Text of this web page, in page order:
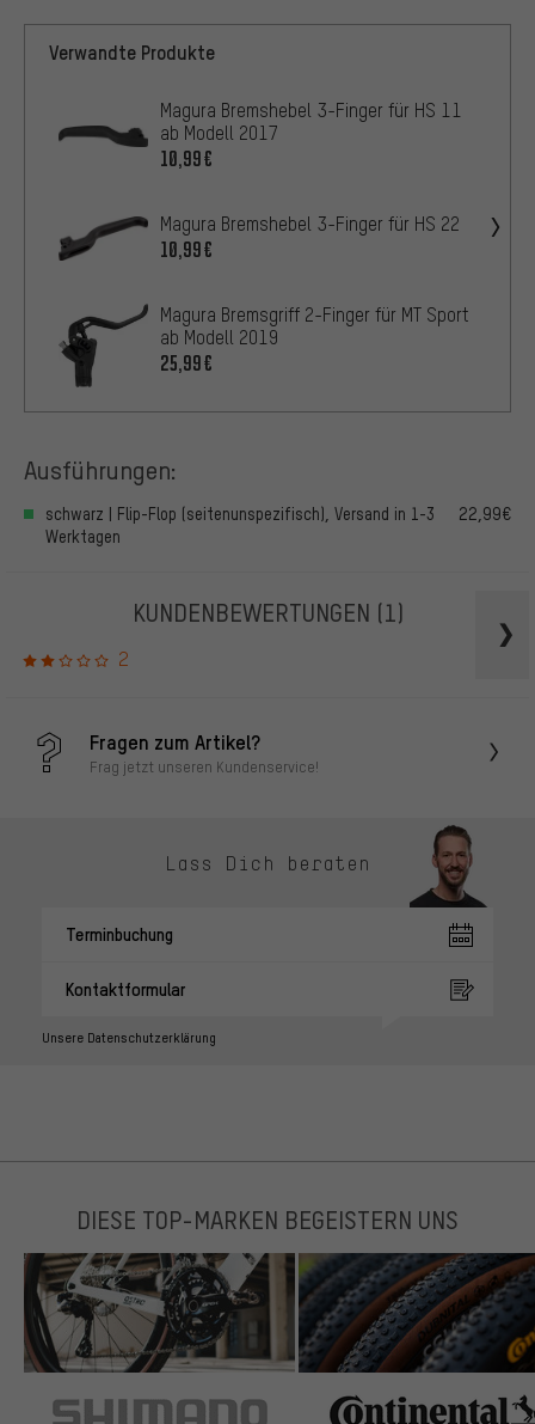
Verwandte Produkte
Magura Bremshebel 3-Finger für HS 11
ab Modell 2017
10,99€
Magura Bremshebel 3-Finger für HS 22
10,99€
Magura Bremsgriff 2-Finger für MT Sport
ab Modell 2019
25,99€
Ausführungen:
schwarz | Flip-Flop (seitenunspezifisch), Versand in 1-3
Werktagen
22,99€
KUNDENBEWERTUNGEN (1)
2
Fragen zum Artikel?
Frag jetzt unseren Kundenservice!
Lass Dich beraten
Terminbuchung
Kontaktformular
Unsere Datenschutzerklärung
DIESE TOP-MARKEN BEGEISTERN UNS